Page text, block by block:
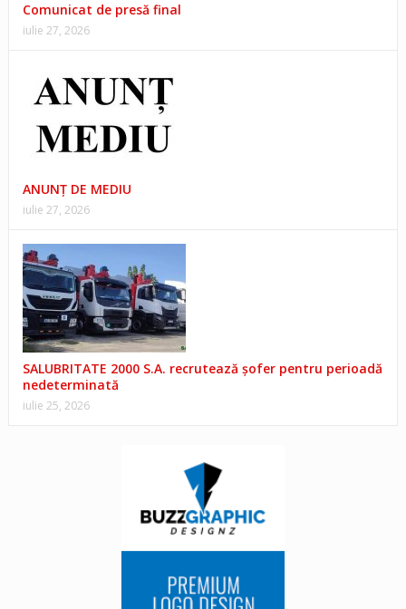
Comunicat de presă final
iulie 27, 2026
ANUNŢ DE MEDIU
iulie 27, 2026
SALUBRITATE 2000 S.A. recrutează șofer pentru perioadă
nedeterminată
iulie 25, 2026